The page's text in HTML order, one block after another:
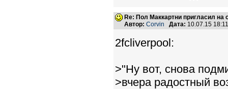
Re: Пол Маккартни пригласил
Автор: Corvin Дата: 10.07.15
2fcliverpool:
>"Ну вот, снова
>вчера радостный